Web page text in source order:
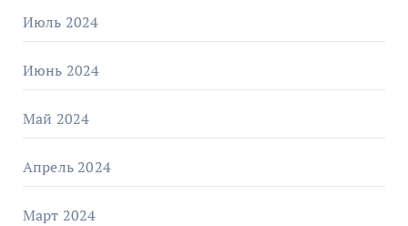
Июль 2024
Июнь 2024
Май 2024
Апрель 2024
Март 2024